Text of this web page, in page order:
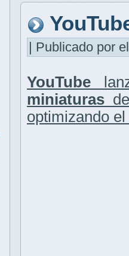
| Publicado por
YouTube
miniaturas
optimizando